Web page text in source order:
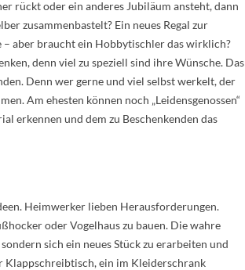
rückt oder ein anderes Jubiläum ansteht, dann
zusammenbastelt? Ein neues Regal zur
– aber braucht ein Hobbytischler das wirklich?
denn viel zu speziell sind ihre Wünsche. Das
Denn wer gerne und viel selbst werkelt, der
Am ehesten können noch „Leidensgenossen“
erkennen und dem zu Beschenkenden das
Heimwerker lieben Herausforderungen.
oder Vogelhaus zu bauen. Die wahre
sich ein neues Stück zu erarbeiten und
Klappschreibtisch, ein im Kleiderschrank